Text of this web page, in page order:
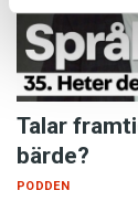
Talar
bärde?
PODDEN